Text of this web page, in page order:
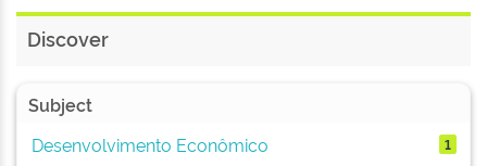
Discover
Subject
Desenvolvimento Econômico
1